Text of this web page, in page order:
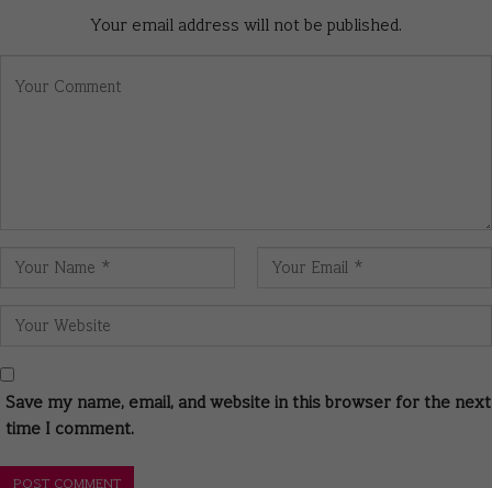
Your email address will not be published.
Save my name, email, and website in this browser for the next
time I comment.